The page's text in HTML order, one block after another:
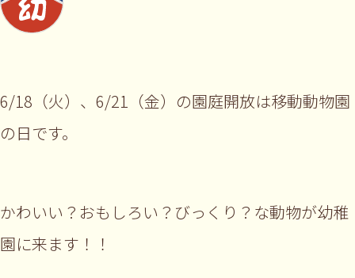
6/18（火）、6/21（金）の園庭開放は移動動物園
の日です。
かわいい？おもしろい？びっくり？な動物が幼稚
園に来ます！！